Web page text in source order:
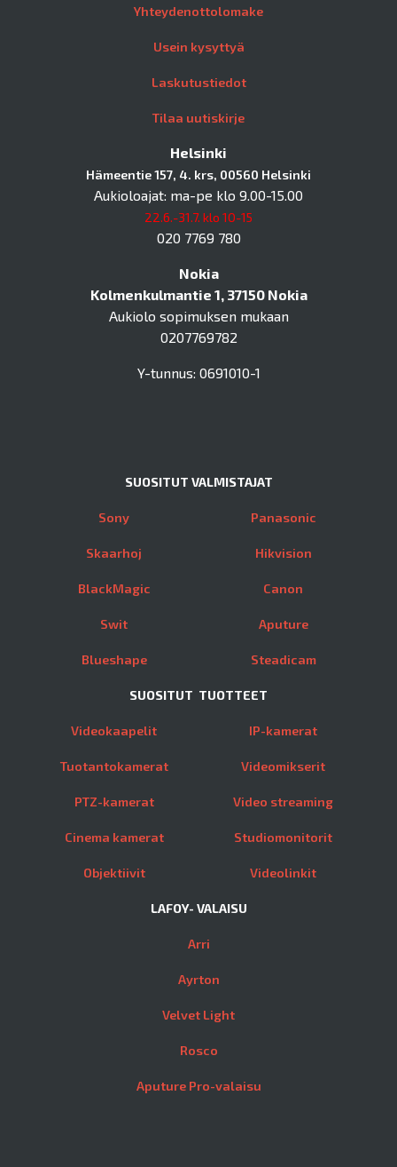
Yhteydenottolomake
Usein kysyttyä
Laskutustiedot
Tilaa uutiskirje
Helsinki
Hämeentie 157, 4. krs, 00560 Helsinki
Aukioloajat: ma-pe klo 9.00-15.00
22.6.-31.7. klo 10-15
020 7769 780
Nokia
Kolmenkulmantie 1, 37150 Nokia
Aukiolo sopimuksen mukaan
0207769782
Y-tunnus: 0691010-1
SUOSITUT VALMISTAJAT
Sony
Skaarhoj
BlackMagic
Swit
Blueshape
Panasonic
Hikvision
Canon
Aputure
Steadicam
SUOSITUT TUOTTEET
Videokaapelit
Tuotantokamerat
PTZ-kamerat
Cinema kamerat
Objektiivit
IP-kamerat
Videomikserit
Video streaming
Studiomonitorit
Videolinkit
LAFOY- VALAISU
Arri
Ayrton
Velvet Light
Rosco
Aputure Pro-valaisu